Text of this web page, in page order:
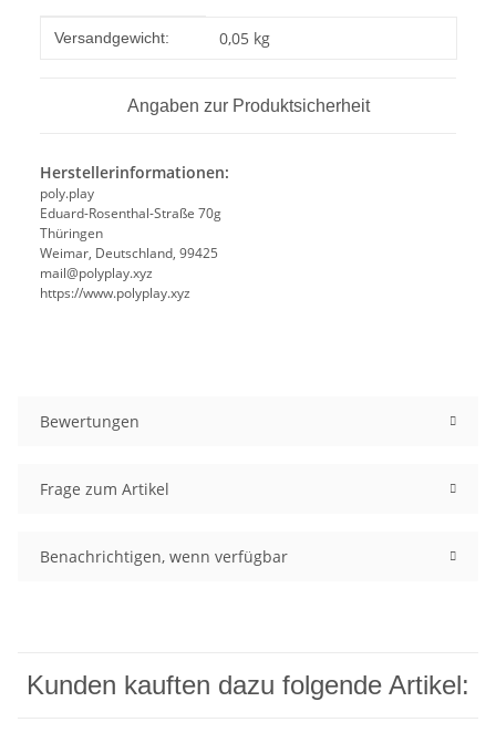
Produkteigenschaft
Wert
Versandgewicht: 0,05 kg
Angaben zur Produktsicherheit
Herstellerinformationen:
poly.play
Eduard-Rosenthal-Straße 70g
Thüringen
Weimar, Deutschland, 99425
mail@polyplay.xyz
https://www.polyplay.xyz
Bewertungen
Frage zum Artikel
Benachrichtigen, wenn verfügbar
Kunden kauften dazu folgende Artikel: